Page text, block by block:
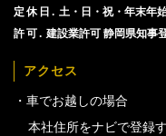
土・日・祝・年末年
建設業許可 静岡県知事
アクセス
車でお越しの場合
本社住所をナビで登録